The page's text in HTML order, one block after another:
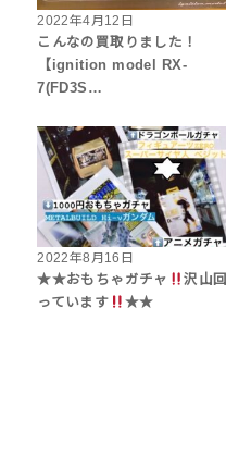
2022年4月12日
こんなの買取りました！
【ignition model RX-
7(FD3S…
2022年8月16日
★★おもちゃガチャ
沢山回
っています
★★